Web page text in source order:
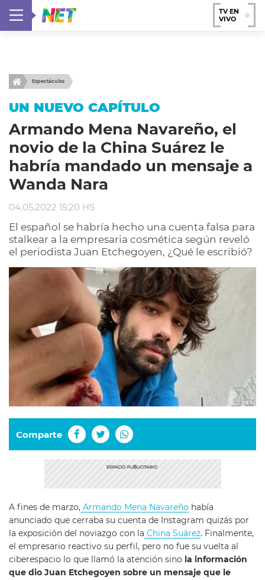
TV EN
VIVO
Espectáculos
UN NUEVO CAPÍTULO
Armando Mena Navareño, el
novio de la China Suárez le
habría mandado un mensaje a
Wanda Nara
04.05.2022 15:20 HS
El español se habría hecho una cuenta falsa para
stalkear a la empresaria cosmética según reveló
el periodista Juan Etchegoyen, ¿Qué le escribió?
Comparte
A fines de marzo, Armando Mena Navareño había
anunciado que cerraba su cuenta de Instagram quizás por
la exposición del noviazgo con la China Suárez. Finalmente,
el empresario reactivo su perfil, pero no fue su vuelta al
ciberespacio lo que llamó la atención sino la información
que dio Juan Etchegoyen sobre un mensaje que le